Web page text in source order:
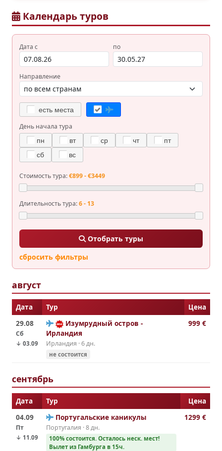
Календарь туров
Дата с по
Направление
есть места
День начала тура
пн вт ср чт
пт
сб
вс
Стоимость тура:€899 - €3449
Длительность тура:6 - 13
Отобрать туры
сбросить фильтры
август
Дата Тур
Цена
29.08
Сб
↓ 03.09
Изумрудный остров -
Ирландия
Ирландия · 6 дн.
не состоится
999 €
сентябрь
Дата Тур
Цена
04.09
Пт
↓ 11.09
Португальские каникулы
Португалия · 8 дн.
100% cостоится. Осталось неск. мест!
Вылет из Гамбурга в 15ч.
1299 €